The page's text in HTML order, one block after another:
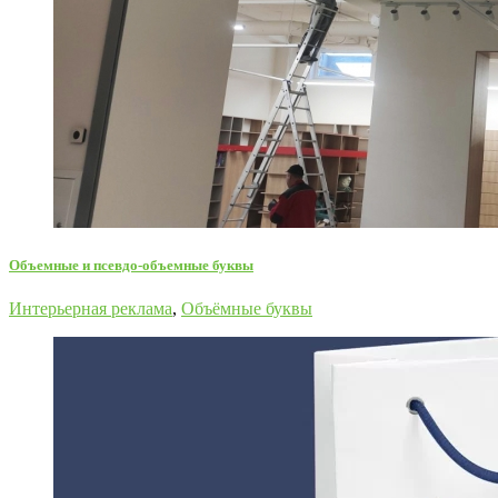
Объемные и псевдо-объемные буквы
Интерьерная реклама, Объёмные буквы